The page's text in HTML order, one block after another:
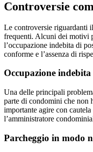
Controversie
Le controversie riguardanti
frequenti. Alcuni dei motivi
l’occupazione indebita di
conforme e l’assenza di
Occupazione
Una delle principali
parte di condomini che non
importante agire con
l’amministratore
Parcheggio in modo